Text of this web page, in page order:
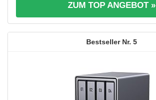
ZUM TOP ANGEBOT »
5